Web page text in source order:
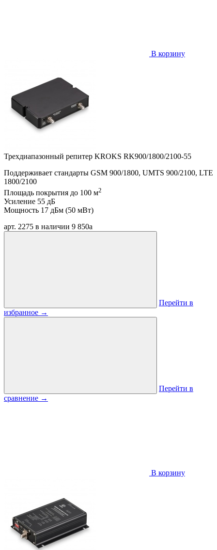
В корзину
Трехдиапазонный репитер KROKS RK900/1800/2100-55
Поддерживает стандарты GSM 900/1800, UMTS 900/2100, LTE
1800/2100
Площадь покрытия до 100 м2
Усиление 55 дБ
Мощность 17 дБм (50 мВт)
арт. 2275 в наличии 9 850a
Перейти в
избранное →
Перейти в
сравнение →
В корзину